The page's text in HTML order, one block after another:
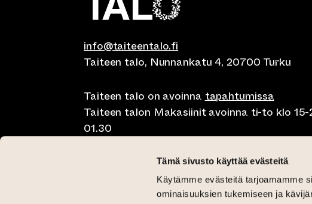
Tämä sivusto käyttää evästeitä
Käytämme evästeitä tarjoamamme
ominaisuuksien tukemiseen ja
info@taiteentalo.fi
Taiteen talo, Nunnankatu 4, 20700 Turku
Taiteen talo on avoinna tapahtumissa
Taiteen talon Makasiinit avoinna ti-to klo 15-
01.30
Café Elephanten su-ma klo 10-20, ti-to klo
Pegasus Taiteen talo ma-pe lounas klo